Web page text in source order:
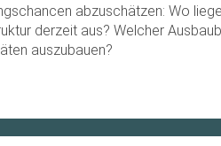
abzuschätzen: Wo
derzeit aus? Welcher
auszubauen?